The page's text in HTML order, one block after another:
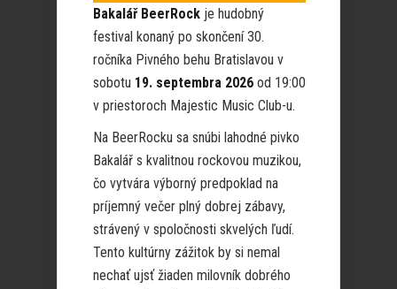
Bakalář BeerRock je hudobný
festival konaný po skončení 30.
ročníka Pivného behu Bratislavou v
sobotu 19. septembra 2026 od 19:00
v priestoroch Majestic Music Club-u.
Na BeerRocku sa snúbi lahodné pivko
Bakalář s kvalitnou rockovou muzikou,
čo vytvára výborný predpoklad na
príjemný večer plný dobrej zábavy,
strávený v spoločnosti skvelých ľudí.
Tento kultúrny zážitok by si nemal
nechať ujsť žiaden milovník dobrého